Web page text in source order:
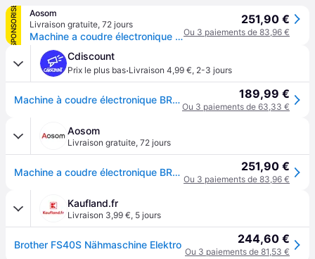
SPONSORISÉ
Aosom
Livraison gratuite, 72 jours
Machine a coudre électronique BROTHER FS40s - 40 points de couture - Enfile-aiguille automatique - Ecran LCD
251,90 €
Ou 3 paiements de 83,96 €
Cdiscount
Prix le plus bas·Livraison 4,99 €, 2-3 jours
Machine à coudre électronique BROTHER FS40s - 40 points de couture - Enfile-aiguille automatique - Ecran LCD - Blanc 189,99 €
Ou 3 paiements de 63,33 €
Aosom
Livraison gratuite, 72 jours
Machine a coudre électronique BROTHER FS40s - 40 points de couture - Enfile-aiguille automatique - Ecran LCD 251,90 €
Ou 3 paiements de 83,96 €
Kaufland.fr
Livraison 3,99 €, 5 jours
Brother FS40S Nähmaschine Elektro 244,60 €
Ou 3 paiements de 81,53 €